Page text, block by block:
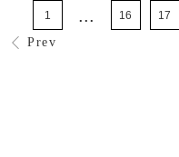
Prev
1 ... 16 17